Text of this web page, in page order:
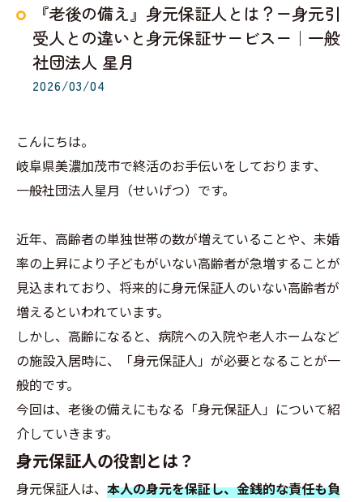
『老後の備え』身元保証人とは？ー身元引
受人との違いと身元保証サービスー｜一般
社団法人 星月
2026/03/04
こんにちは。
岐阜県美濃加茂市で終活のお手伝いをしております、
一般社団法人星月（せいげつ）です。
近年、高齢者の単独世帯の数が増えていることや、未婚
率の上昇により子どもがいない高齢者が急増することが
見込まれており、将来的に身元保証人のいない高齢者が
増えるといわれています。
しかし、高齢になると、病院への入院や老人ホームなど
の施設入居時に、「身元保証人」が必要となることが一
般的です。
今回は、老後の備えにもなる「身元保証人」について紹
介していきます。
身元保証人の役割とは？
身元保証人は、 本人の身元を保証し、金銭的な責任も負